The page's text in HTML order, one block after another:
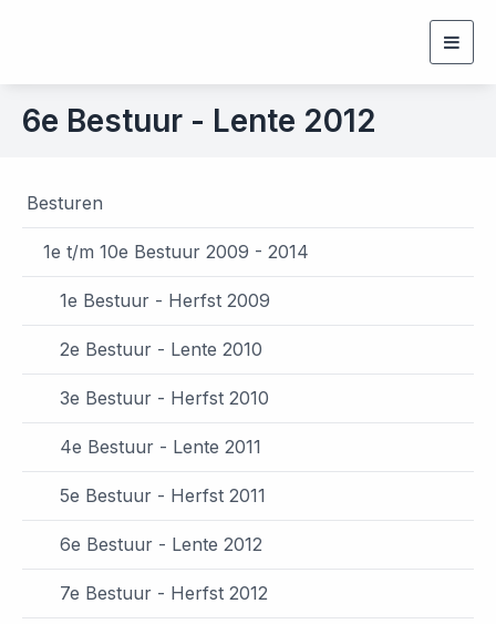
6e Bestuur - Lente 2012
Besturen
1e t/m 10e Bestuur 2009 - 2014
1e Bestuur - Herfst 2009
2e Bestuur - Lente 2010
3e Bestuur - Herfst 2010
4e Bestuur - Lente 2011
5e Bestuur - Herfst 2011
6e Bestuur - Lente 2012
7e Bestuur - Herfst 2012